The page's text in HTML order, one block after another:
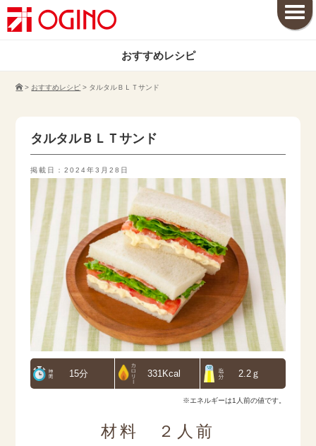
おすすめレシピ
> おすすめレシピ > タルタルＢＬＴサンド
タルタルＢＬＴサンド
掲載日：2024年3月28日
15分 331Kcal 2.2ｇ
※エネルギーは1人前の値です。
材料 ２人前